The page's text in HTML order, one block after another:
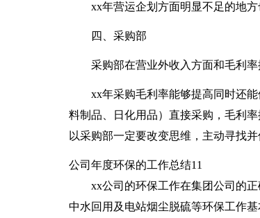
xx年营运企划方面明显不足的地
四、采购部
采购部在营业外收入方面和毛利
xx年采购毛利率能够提高同时还
料制品、日化用品）直接采购，毛利
以采购部一定要改变思维，主动寻找
公司年度环保的工作总结11
xx公司的环保工作在集团公司的
中水回用及电站烟尘脱硫等环保工作